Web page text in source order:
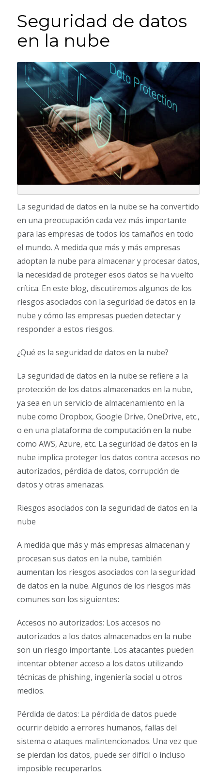
Seguridad de datos
en la nube
La seguridad de datos en la nube se ha convertido
en una preocupación cada vez más importante
para las empresas de todos los tamaños en todo
el mundo. A medida que más y más empresas
adoptan la nube para almacenar y procesar datos,
la necesidad de proteger esos datos se ha vuelto
crítica. En este blog, discutiremos algunos de los
riesgos asociados con la seguridad de datos en la
nube y cómo las empresas pueden detectar y
responder a estos riesgos.
¿Qué es la seguridad de datos en la nube?
La seguridad de datos en la nube se refiere a la
protección de los datos almacenados en la nube,
ya sea en un servicio de almacenamiento en la
nube como Dropbox, Google Drive, OneDrive, etc.,
o en una plataforma de computación en la nube
como AWS, Azure, etc. La seguridad de datos en la
nube implica proteger los datos contra accesos no
autorizados, pérdida de datos, corrupción de
datos y otras amenazas.
Riesgos asociados con la seguridad de datos en la
nube
A medida que más y más empresas almacenan y
procesan sus datos en la nube, también
aumentan los riesgos asociados con la seguridad
de datos en la nube. Algunos de los riesgos más
comunes son los siguientes:
Accesos no autorizados: Los accesos no
autorizados a los datos almacenados en la nube
son un riesgo importante. Los atacantes pueden
intentar obtener acceso a los datos utilizando
técnicas de phishing, ingeniería social u otros
medios.
Pérdida de datos: La pérdida de datos puede
ocurrir debido a errores humanos, fallas del
sistema o ataques malintencionados. Una vez que
se pierdan los datos, puede ser difícil o incluso
imposible recuperarlos.